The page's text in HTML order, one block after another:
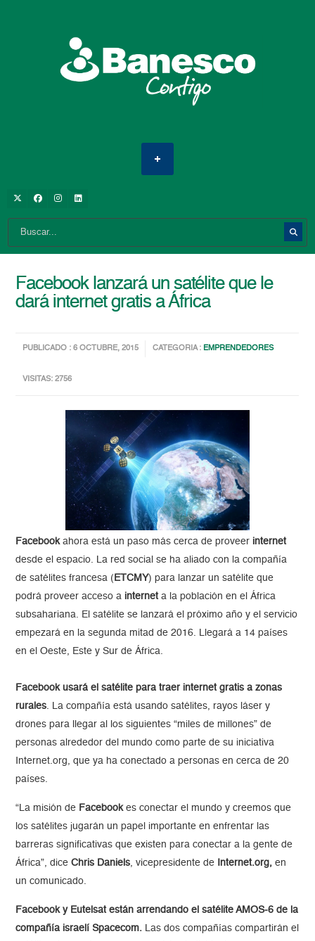
Facebook lanzará un satélite que le
dará internet gratis a África
PUBLICADO : 6 OCTUBRE, 2015 CATEGORIA : EMPRENDEDORES
VISITAS: 2756
Facebookahora está un paso más cerca de proveer internet
desde el espacio. La red social se ha aliado con la compañía
de satélites francesa ( ETCMY) para lanzar un satélite que
podrá proveer acceso a interneta la población en el África
subsahariana. El satélite se lanzará el próximo año y el servicio
empezará en la segunda mitad de 2016. Llegará a 14 países
en el Oeste, Este y Sur de África.
Facebook usará el satélite para traer internet gratis a zonas
rurales. La compañía está usando satélites, rayos láser y
drones para llegar al los siguientes “miles de millones” de
personas alrededor del mundo como parte de su iniciativa
Internet.org, que ya ha conectado a personas en cerca de 20
países.
“La misión de Facebookes conectar el mundo y creemos que
los satélites jugarán un papel importante en enfrentar las
barreras significativas que existen para conectar a la gente de
África”, diceChris Daniels, vicepresidente de Internet.org, en
un comunicado.
Facebook y Eutelsat están arrendando el satélite AMOS-6 de la
compañía israelí Spacecom. Las dos compañías compartirán el